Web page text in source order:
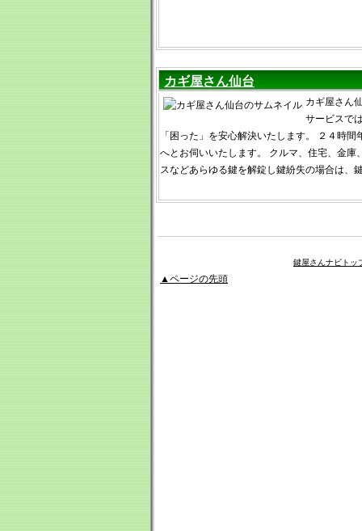
カギ屋さん仙台
カギ屋さん
サービスで
「困った」を安心解決いたします。 ２４時
へとお伺いいたします。 クルマ、住宅、金庫
スなどあらゆる鍵を解錠し鍵紛失の場合は、
鍵屋さんナビトッ
▲ページの先頭